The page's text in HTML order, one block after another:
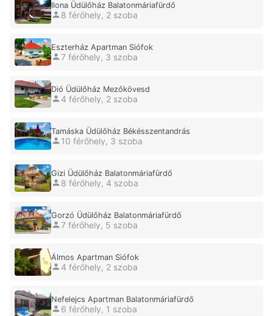
Ilona Üdülőház Balatonmáriafürdő
8 férőhely, 2 szoba
Eszterház Apartman Siófok
7 férőhely, 3 szoba
Dió Üdülőház Mezőkövesd
4 férőhely, 2 szoba
Tamáska Üdülőház Békésszentandrás
10 férőhely, 3 szoba
Gizi Üdülőház Balatonmáriafürdő
8 férőhely, 4 szoba
Gorzó Üdülőház Balatonmáriafürdő
7 férőhely, 5 szoba
Álmos Apartman Siófok
4 férőhely, 2 szoba
Nefelejcs Apartman Balatonmáriafürdő
6 férőhely, 1 szoba